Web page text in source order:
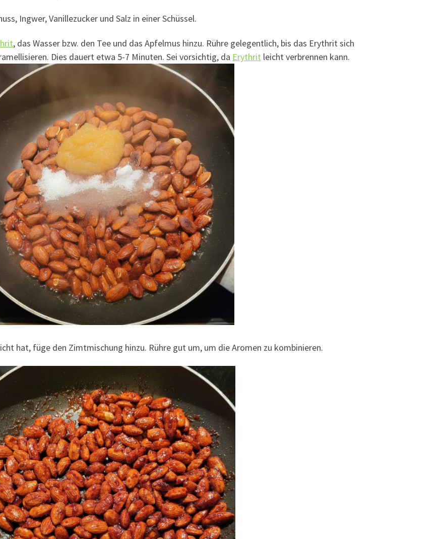
Ingwer, Vanillezucker und Salz in einer Schüssel.
, das Wasser bzw. den Tee und das Apfelmus hinzu. Rühre gelegentlich, bis das Erythrit sich
Dies dauert etwa 5-7 Minuten. Sei vorsichtig, da Erythrit leicht verbrennen kann.
hat, füge den Zimtmischung hinzu. Rühre gut um, um die Aromen zu kombinieren.